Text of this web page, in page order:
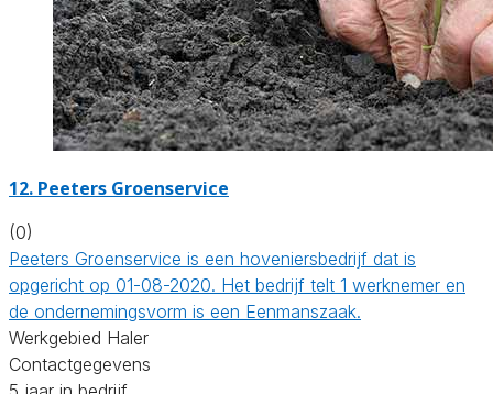
12. Peeters Groenservice
(0)
Peeters Groenservice is een hoveniersbedrijf dat is
opgericht op 01-08-2020. Het bedrijf telt 1 werknemer en
de ondernemingsvorm is een Eenmanszaak.
Werkgebied Haler
Contactgegevens